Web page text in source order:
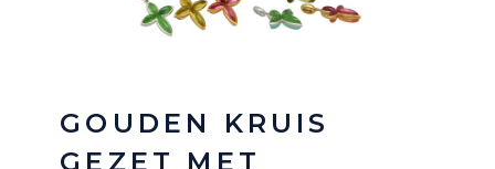
GOUDEN KRUIS
GEZET MET